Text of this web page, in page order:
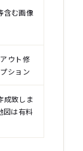
含む画像
ウト修
ション
成致しま
図は有料